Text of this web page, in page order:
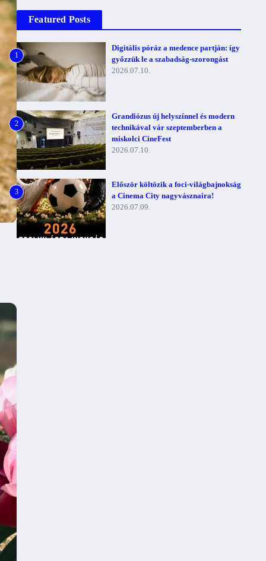
Featured Posts
1
Digitális póráz a medence partján: így
győzzük le a szabadság-szorongást
2026.07.10.
2
Grandiózus új helyszínnel és modern
technikával vár szeptemberben a
miskolci CineFest
2026.07.10.
3
Először költözik a foci-világbajnokság
a Cinema City nagyvásznaira!
2026.07.09.